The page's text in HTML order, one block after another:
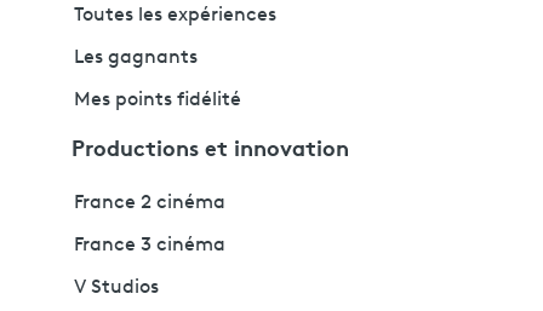
Toutes les expériences
Les gagnants
Mes points fidélité
Productions et innovation
France 2 cinéma
France 3 cinéma
V Studios